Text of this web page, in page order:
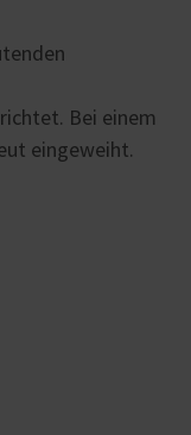
Bei einem
eingeweiht.